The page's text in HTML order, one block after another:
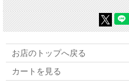
お店のトップへ戻る
カートを見る